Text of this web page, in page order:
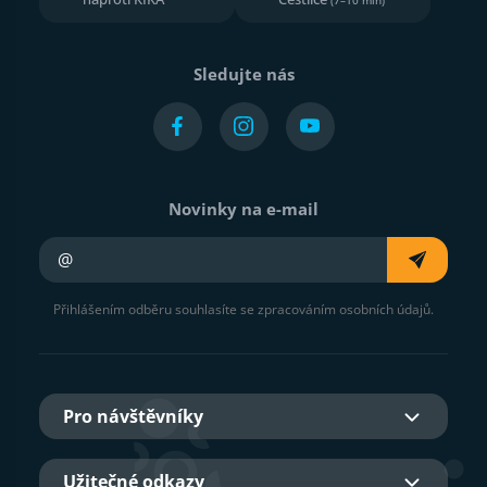
Sledujte nás
Novinky na e-mail
Přihlášením odběru souhlasíte se zpracováním osobních údajů.
Pro návštěvníky
Užitečné odkazy